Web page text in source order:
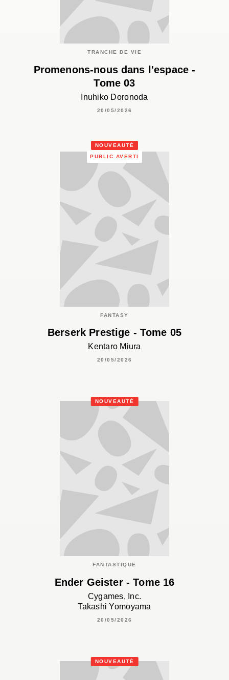
TRANCHE DE VIE
Promenons-nous dans l'espace -
Tome 03
Inuhiko Doronoda
20/05/2026
NOUVEAUTÉ
PUBLIC AVERTI
FANTASY
Berserk Prestige - Tome 05
Kentaro Miura
20/05/2026
NOUVEAUTÉ
FANTASTIQUE
Ender Geister - Tome 16
Cygames, Inc.
Takashi Yomoyama
20/05/2026
NOUVEAUTÉ